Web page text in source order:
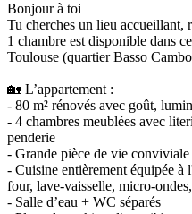
Bonjour à toi
Tu cherches un lieu accueillant,
1 chambre est disponible dans
Toulouse (quartier Basso
🏡 L’appartement :
- 80 m² rénovés avec goût,
- 4 chambres meublées avec
penderie
- Grande pièce de vie
- Cuisine entièrement équipée à
four, lave-vaisselle, micro-
- Salle d’eau + WC séparés